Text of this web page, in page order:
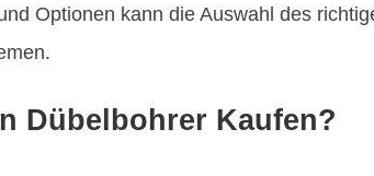
Optionen kann die Auswahl des
Dübelbohrer Kaufen?